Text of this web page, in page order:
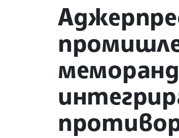
site.bta